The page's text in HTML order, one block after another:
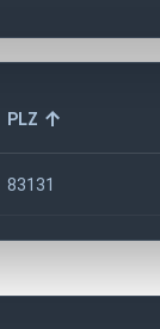
PLZ
83131